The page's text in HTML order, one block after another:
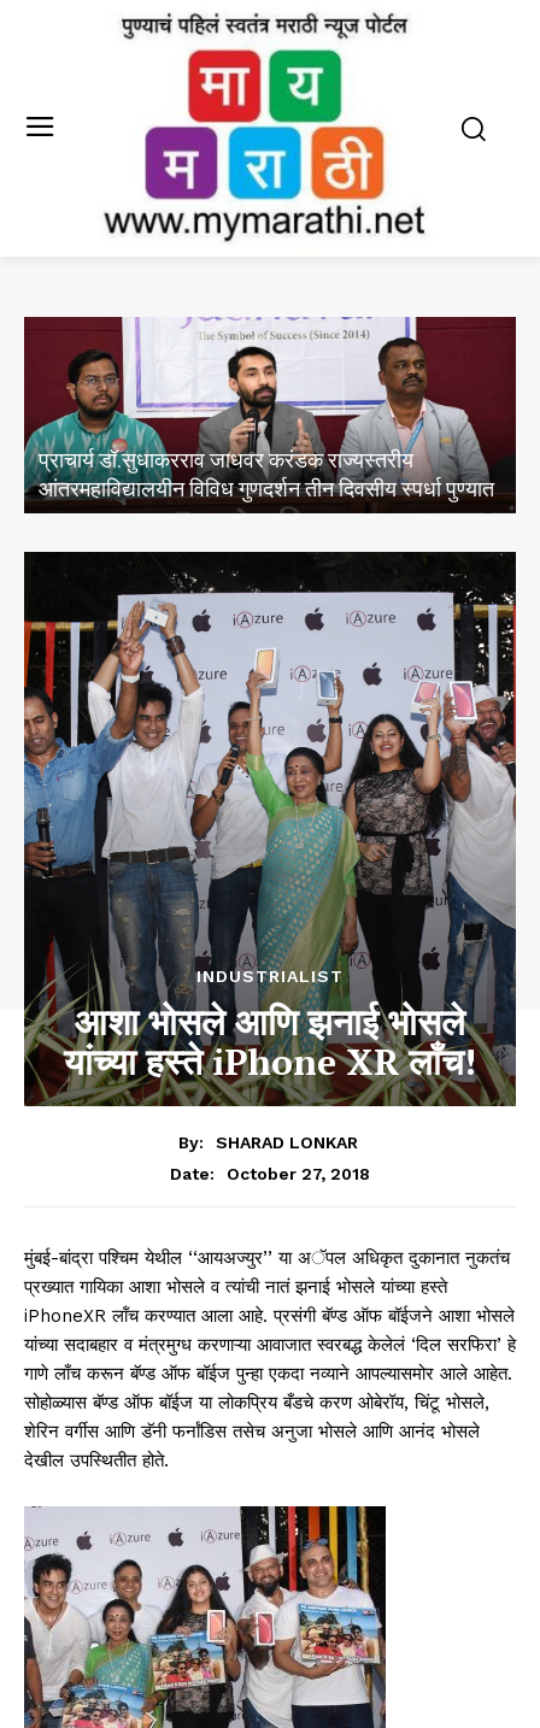
डॉ.सुधाकरराव जाधवर करंडक राज्यस्तरीय
विविध गुणदर्शन तीन दिवसीय स्पर्धा पुण्यात
विषारी
INDUSTRIALIST
आशा भोसले आणि झनाई भोसले
यांच्या हस्ते iPhone XR लाँच!
By:
SHARAD LONKAR
Date:
October 27, 2018
मुंबई-बांद्रा पश्चिम येथील ‘‘आयअज्युर’’ या अॅपल अधिकृत दुकानात नुकतंच
प्रख्यात गायिका आशा भोसले व त्यांची नातं झनाई भोसले यांच्या हस्ते
iPhoneXR लॉंच करण्यात आला आहे. प्रसंगी बॅण्ड ऑफ बॉईजने आशा भोसले
यांच्या सदाबहार व मंत्रमुग्ध करणाऱ्या आवाजात स्वरबद्ध केलेलं ‘दिल सरफिरा’ हे
गाणे लाँच करून बॅण्ड ऑफ बॉईज पुन्हा एकदा नव्याने आपल्यासमोर आले आहेत.
सोहोळ्यास बॅण्ड ऑफ बॉईज या लोकप्रिय बँडचे करण ओबेरॉय, चिंटू भोसले,
शेरिन वर्गीस आणि डॅनी फर्नांडिस तसेच अनुजा भोसले आणि आनंद भोसले
देखील उपस्थितीत होते.